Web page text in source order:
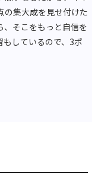
の集大成を見せ付けた
、そこをもっと自信を
しているので、3ポ